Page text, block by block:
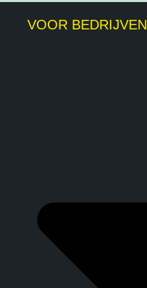
VOOR BEDRIJVEN